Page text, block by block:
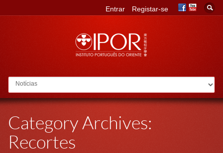
Go to:
Entrar Registar-se
Category Archives:
Recortes